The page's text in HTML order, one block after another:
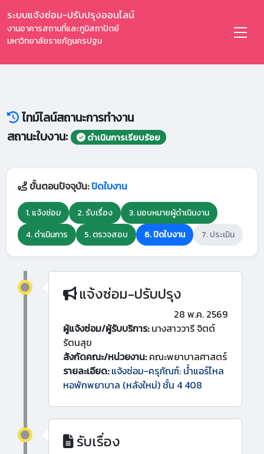
ระบบแจ้งซ่อม-ปรับปรุงออนไลน์
งานอาคารสถานที่และภูมิสถาปัตย์
มหาวิทยาลัยราชภัฏนครปฐม
ไทม์ไลน์สถานะการทำงาน
สถานะใบงาน:
ดำเนินการเรียบร้อย
ขั้นตอนปัจจุบัน:ปิดใบงาน
1. แจ้งซ่อม 2. รับเรื่อง
3. มอบหมายผู้ดำเนินงาน
4. ดำเนินการ
5. ตรวจสอบ 6. ปิดใบงาน 7. ประเมิน
แจ้งซ่อม-ปรับปรุง
28 พ.ค. 2569
ผู้แจ้งซ่อม/ผู้รับบริการ:นางสาววารี จิตต์
รัตนสุข
สังกัดคณะ/หน่วยงาน:คณะพยาบาลศาสตร์
รายละเอียด: แจ้งซ่อม-ครุภัณฑ์: น้ำแอร์ไหล
หอพักพยาบาล (หลังใหม่) ชั้น 4 408
รับเรื่อง